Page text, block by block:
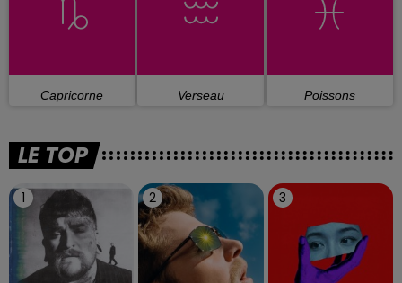
Capricorne Verseau Poissons
LE TOP
1 2 3